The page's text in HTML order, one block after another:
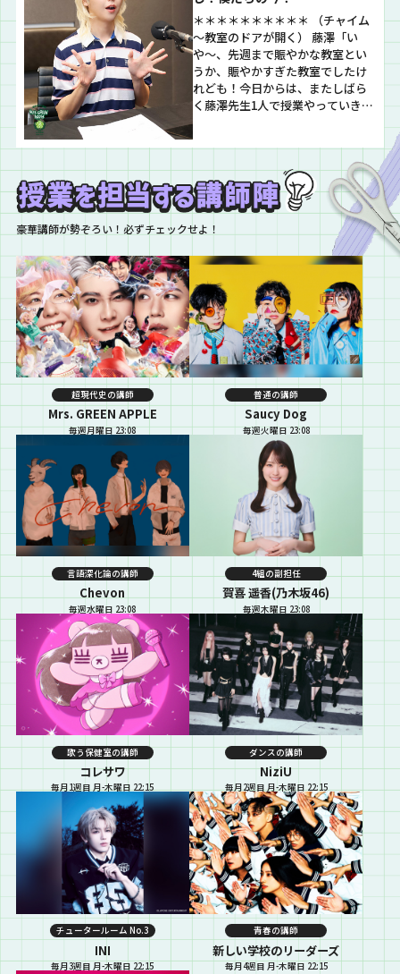
＊＊＊＊＊＊＊＊＊＊ （チャイム
～教室のドアが開く） 藤澤「い
や〜、先週まで賑やかな教室とい
うか、賑やかすぎた教室でしたけ
れども！今日からは、またしばら
く藤澤先生1人で授業やっていきま
夏休みに入ったのかな？もう7月末
だもんね！いよいよこの7月中旬ぐ
らいから外も本格的に夏な空気感
がしてきて。僕…
豪華講師が勢ぞろい！必ずチェックせよ！
超現代史の講師
Mrs. GREEN APPLE
毎週月曜日 23:08
普通の講師
Saucy Dog
毎週火曜日 23:08
言語深化論の講師
Chevon
毎週水曜日 23:08
4組の副担任
賀喜 遥香(乃木坂46)
毎週木曜日 23:08
歌う保健室の講師
コレサワ
毎月1週目 月-木曜日 22:15
ダンスの講師
NiziU
毎月2週目 月-木曜日 22:15
チュータールーム No.3
INI
毎月3週目 月-木曜日 22:15
青春の講師
新しい学校のリーダーズ
毎月4週目 月-木曜日 22:15